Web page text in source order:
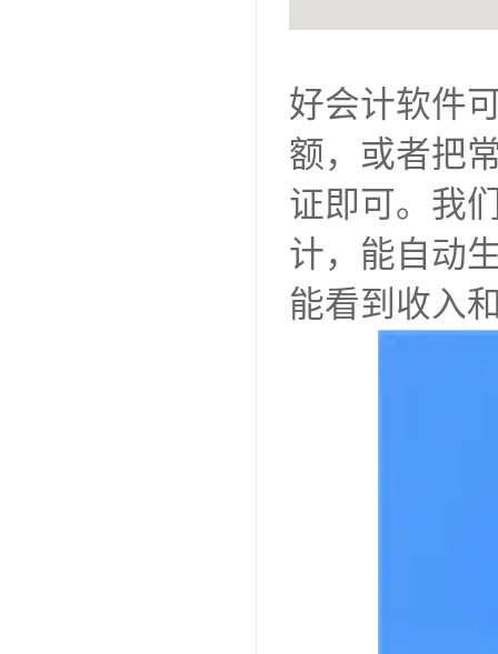
好会计软件
额，或者把
证即可。我
计，能自动
能看到收入